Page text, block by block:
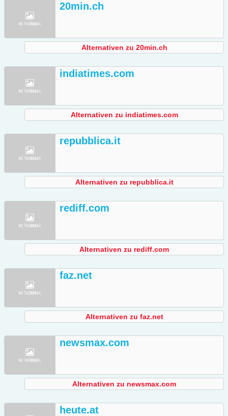
20min.ch
Alternativen zu 20min.ch
indiatimes.com
Alternativen zu indiatimes.com
repubblica.it
Alternativen zu repubblica.it
rediff.com
Alternativen zu rediff.com
faz.net
Alternativen zu faz.net
newsmax.com
Alternativen zu newsmax.com
heute.at